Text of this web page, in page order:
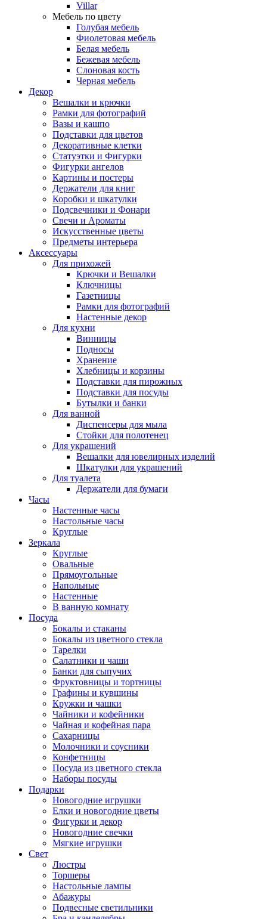
Villar
Мебель по цвету
Голубая мебель
Фиолетовая мебель
Белая мебель
Бежевая мебель
Слоновая кость
Черная мебель
Декор
Вешалки и крючки
Рамки для фотографий
Вазы и кашпо
Подставки для цветов
Декоративные клетки
Статуэтки и Фигурки
Фигурки ангелов
Картины и постеры
Держатели для книг
Коробки и шкатулки
Подсвечники и Фонари
Свечи и Ароматы
Искусственные цветы
Предметы интерьера
Аксессуары
Для прихожей
Крючки и Вешалки
Ключницы
Газетницы
Рамки для фотографий
Настенные декор
Для кухни
Винницы
Подносы
Хранение
Хлебницы и корзины
Подставки для пирожных
Подставки для посуды
Бутылки и банки
Для ванной
Диспенсеры для мыла
Стойки для полотенец
Для украшений
Вешалки для ювелирных изделий
Шкатулки для украшений
Для туалета
Держатели для бумаги
Часы
Настенные часы
Настольные часы
Круглые
Зеркала
Круглые
Овальные
Прямоугольные
Напольные
Настенные
В ванную комнату
Посуда
Бокалы и стаканы
Бокалы из цветного стекла
Тарелки
Салатники и чаши
Банки для сыпучих
Фруктовницы и тортницы
Графины и кувшины
Кружки и чашки
Чайники и кофейники
Чайная и кофейная пара
Сахарницы
Молочники и соусники
Конфетницы
Посуда из цветного стекла
Наборы посуды
Подарки
Новогодние игрушки
Елки и новогодние цветы
Фигурки и декор
Новогодние свечки
Мягкие игрушки
Свет
Люстры
Торшеры
Настольные лампы
Абажуры
Подвесные светильники